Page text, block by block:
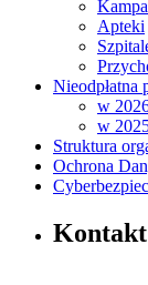
Apteki
w
w
Struktura
Ochrona
Kontakt